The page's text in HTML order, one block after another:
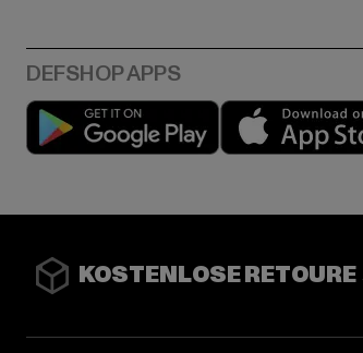
Play market
KOSTENLOSE RETOURE